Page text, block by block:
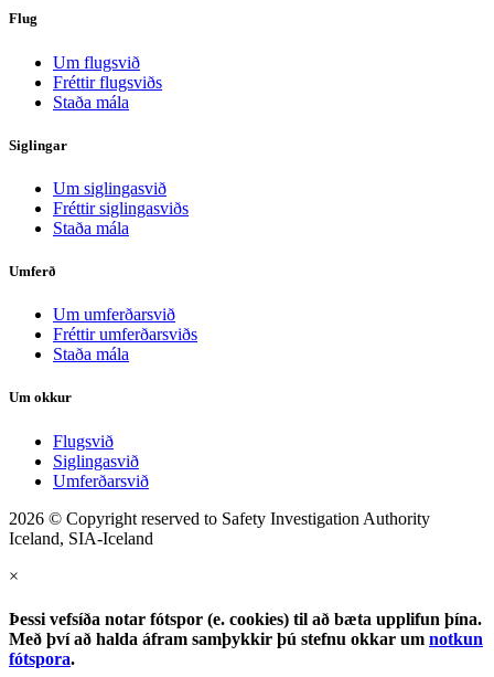
Flug
Um flugsvið
Fréttir flugsviðs
Staða mála
Siglingar
Um siglingasvið
Fréttir siglingasviðs
Staða mála
Umferð
Um umferðarsvið
Fréttir umferðarsviðs
Staða mála
Um okkur
Flugsvið
Siglingasvið
Umferðarsvið
2026 © Copyright reserved to Safety Investigation Authority
Iceland, SIA-Iceland
×
Þessi vefsíða notar fótspor (e. cookies) til að bæta upplifun þína.
Með því að halda áfram samþykkir þú stefnu okkar um notkun
fótspora.